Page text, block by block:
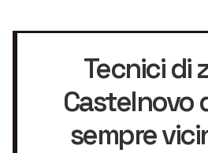
Tecnici di
Castelnovo
sempre